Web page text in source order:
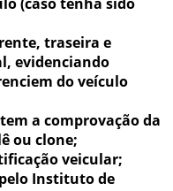
traseira e
evidenciando
do veículo
a comprovação da
ou clone;
veicular;
Instituto de